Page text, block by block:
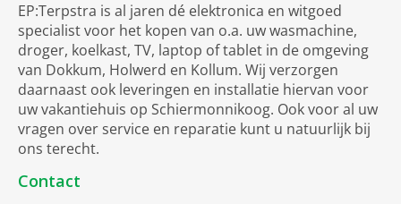
EP:Terpstra is al jaren dé elektronica en witgoed
specialist voor het kopen van o.a. uw wasmachine,
droger, koelkast, TV, laptop of tablet in de omgeving
van Dokkum, Holwerd en Kollum. Wij verzorgen
daarnaast ook leveringen en installatie hiervan voor
uw vakantiehuis op Schiermonnikoog. Ook voor al uw
vragen over service en reparatie kunt u natuurlijk bij
ons terecht.
Contact